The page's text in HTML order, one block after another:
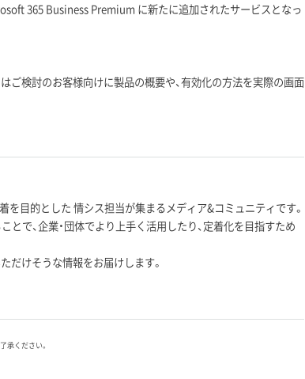
365 Business Premium に新たに追加されたサービスとなっ
ご検討のお客様向けに製品の概要や、有効化の方法を実際の画面
目的とした 情シス担当が集まるメディア&コミュニティです。
で、企業・団体でより上手く活用したり、定着化を目指すため
だけそうな情報をお届けします。
承ください。